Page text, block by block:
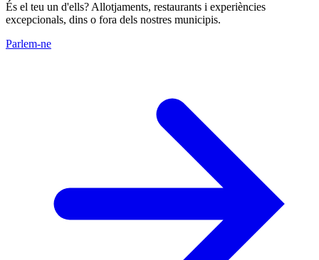
És el teu un d'ells? Allotjaments, restaurants i experiències
excepcionals, dins o fora dels nostres municipis.
Parlem-ne